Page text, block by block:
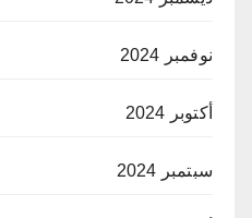
نوفمبر 2024
أكتوبر 2024
سبتمبر 2024